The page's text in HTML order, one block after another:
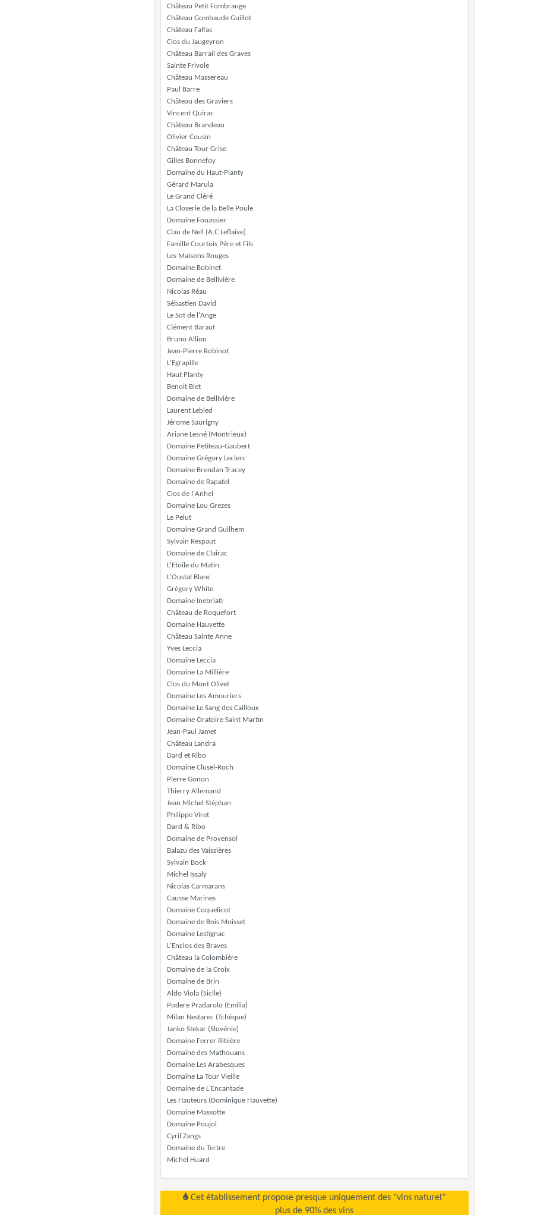
Château Petit Fombrauge
Château Gombaude Guillot
Château Falfas
Clos du Jaugeyron
Château Barrail des Graves
Sainte Frivole
Château Massereau
Paul Barre
Château des Graviers
Vincent Quirac
Château Brandeau
Olivier Cousin
Château Tour Grise
Gilles Bonnefoy
Domaine du Haut-Planty
Gérard Marula
Le Grand Cléré
La Closerie de la Belle Poule
Domaine Fouassier
Clau de Nell (A.C Leflaive)
Famille Courtois Père et Fils
Les Maisons Rouges
Domaine Bobinet
Domaine de Bellivière
Nicolas Réau
Sébastien David
Le Sot de l'Ange
Clément Baraut
Bruno Allion
Jean-Pierre Robinot
L'Egrapille
Haut Planty
Benoit Blet
Domaine de Bellivière
Laurent Lebled
Jérome Saurigny
Ariane Lesné (Montrieux)
Domaine Petiteau-Gaubert
Domaine Grégory Leclerc
Domaine Brendan Tracey
Domaine de Rapatel
Clos de l'Anhel
Domaine Lou Grezes
Le Pelut
Domaine Grand Guilhem
Sylvain Respaut
Domaine de Clairac
L'Etoile du Matin
L'Oustal Blanc
Grégory White
Domaine Inebriati
Château de Roquefort
Domaine Hauvette
Château Sainte Anne
Yves Leccia
Domaine Leccia
Domaine La Millière
Clos du Mont Olivet
Domaine Les Amouriers
Domaine Le Sang des Cailloux
Domaine Oratoire Saint Martin
Jean-Paul Jamet
Château Landra
Dard et Ribo
Domaine Clusel-Roch
Pierre Gonon
Thierry Allemand
Jean Michel Stéphan
Philippe Viret
Dard & Ribo
Domaine de Provensol
Balazu des Vaissières
Sylvain Bock
Michel Issaly
Nicolas Carmarans
Causse Marines
Domaine Coquelicot
Domaine de Bois Moisset
Domaine Lestignac
L'Enclos des Braves
Château la Colombière
Domaine de la Croix
Domaine de Brin
Aldo Viola (Sicile)
Podere Pradarolo (Emilia)
Milan Nestarec (Tchèque)
Janko Stekar (Slovénie)
Domaine Ferrer Ribière
Domaine des Mathouans
Domaine Les Arabesques
Domaine La Tour Vieille
Domaine de L'Encantade
Les Hauteurs (Dominique Hauvette)
Domaine Massotte
Domaine Poujol
Cyril Zangs
Domaine du Tertre
Michel Huard
Cet établissement propose presque uniquement des "vins naturel"
plus de 90% des vins